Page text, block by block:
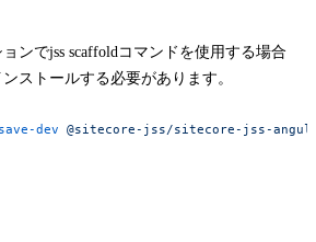
ョンでjss scaffold コマンドを使用する場合
ストールする必要があります。
dev @sitecore-jss/sitecore-jss-